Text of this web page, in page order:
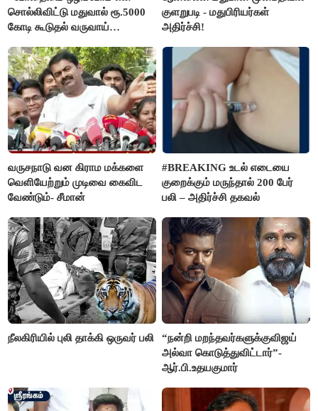
சொல்லிவிட்டு மதுவால் ரூ.5000
கோடி கூடுதல் வருவாய்
மார்க்கண்டேயன்
குளறுபடி - மதுபிரியர்கள்
அதிர்ச்சி!
வருசநாடு வன கிராம மக்களை
வெளியேற்றும் முடிவை கைவிட
வேண்டும்- சீமான்
#BREAKING உடல் எடையை
குறைக்கும் மருந்தால் 200 பேர்
பலி – அதிர்ச்சி தகவல்
நீலகிரியில் புலி தாக்கி ஒருவர் பலி
“நன்றி மறந்தவர்களுக்குவிஜய்
அல்வா கொடுத்துவிட்டார்”-
ஆர்.பி.உதயகுமார்